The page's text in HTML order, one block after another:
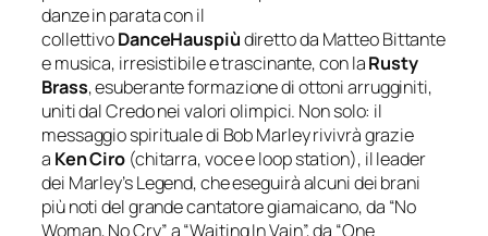
danze in parata con il
collettivoDanceHauspiùdiretto da Matteo Bittante
e musica, irresistibile e trascinante, con laRusty
Brass, esuberante formazione di ottoni arrugginiti,
uniti dal Credo nei valori olimpici. Non solo: il
messaggio spirituale di Bob Marley rivivrà grazie
a Ken Ciro (chitarra, voce e loop station), il leader
dei Marley’s Legend, che eseguirà alcuni dei brani
più noti del grande cantatore giamaicano, da “No
Woman, No Cry”a“WaitingIn Vain”,da “One